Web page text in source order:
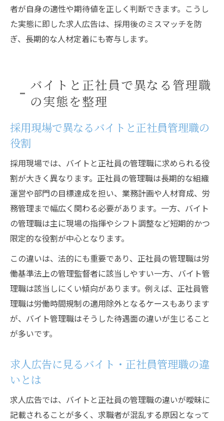
者が自身の適性や期待値を正しく判断できます。こうし
た実態に即した求人広告は、採用後のミスマッチを防
ぎ、長期的な人材定着にも寄与します。
バイトと正社員で異なる管理職
の実態を整理
採用現場で異なるバイトと正社員管理職の
役割
採用現場では、バイトと正社員の管理職に求められる役
割が大きく異なります。正社員の管理職は長期的な組織
運営や部門の目標達成を担い、業務計画や人材育成、労
務管理まで幅広く関わる必要があります。一方、バイト
の管理職は主に現場の指揮やシフト調整など短期的かつ
限定的な役割が中心となります。
この違いは、法的にも重要であり、正社員の管理職は労
働基準法上の管理監督者に該当しやすい一方、バイト管
理職は該当しにくい傾向があります。例えば、正社員管
理職は労働時間規制の適用除外となるケースもあります
が、バイト管理職はそうした待遇面の違いが生じること
が多いです。
求人広告に見るバイト・正社員管理職の違
いとは
求人広告では、バイトと正社員の管理職の違いが曖昧に
記載されることが多く、求職者が混乱する原因となって